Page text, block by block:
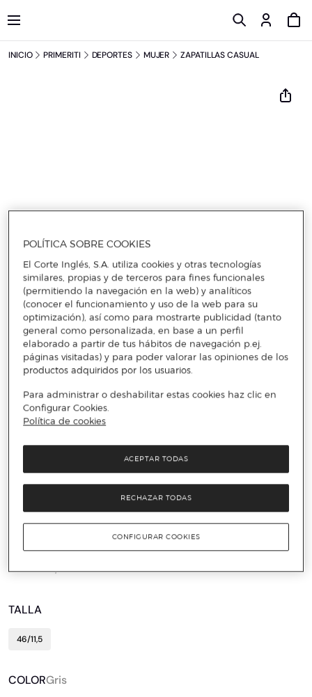
INICIO PRIMERITI DEPORTES MUJER ZAPATILLAS CASUAL
CONVERSE
Zapatillas casual unisex Chuck Taylor All Star
Malden Street Mood 1 Converse
39 €69,99 €44%
TALLA
46/11,5
COLORGris
POLÍTICA SOBRE COOKIES
El Corte Inglés, S.A. utiliza cookies y otras tecnologías
similares, propias y de terceros para fines funcionales
(permitiendo la navegación en la web) y analíticos
(conocer el funcionamiento y uso de la web para su
optimización), así como para mostrarte publicidad (tanto
general como personalizada, en base a un perfil
elaborado a partir de tus hábitos de navegación p.ej.
páginas visitadas) y para poder valorar las opiniones de los
productos adquiridos por los usuarios.
Para administrar o deshabilitar estas cookies haz clic en
Configurar Cookies.
Política de cookies
RECHAZAR TODAS
ACEPTAR TODAS
CONFIGURAR COOKIES